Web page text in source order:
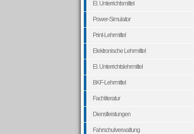
El. Unterrichtsmittel
Power-Simulator
Print-Lehrmittel
Elektronische Lehrmittel
El. Unterrichtslehrmittel
BKF-Lehrmittel
Fachliteratur
Dienstleistungen
Fahrschulverwaltung